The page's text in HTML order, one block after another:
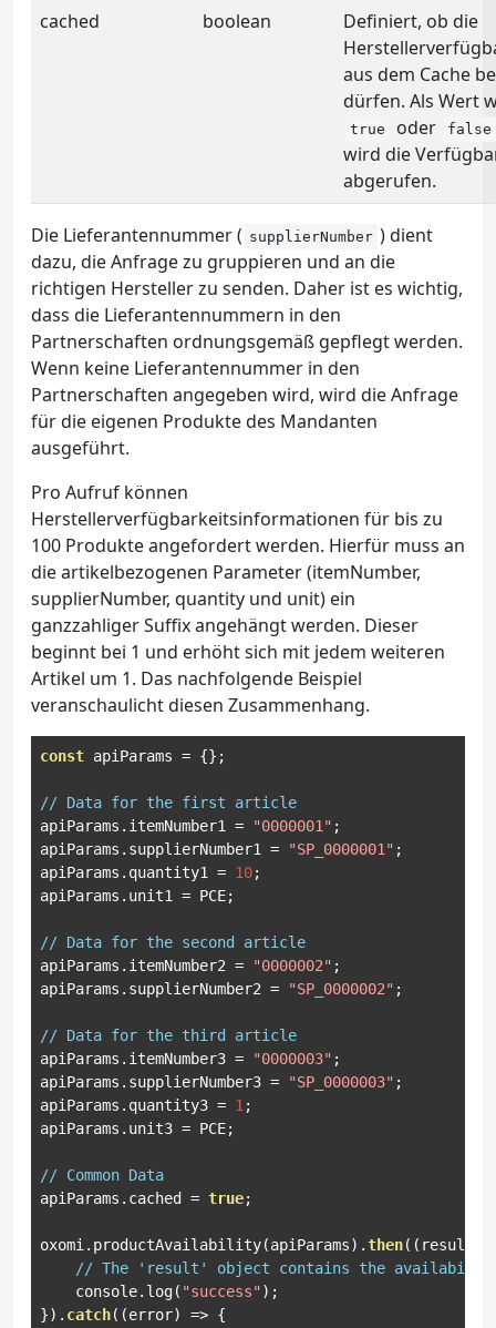
cached boolean
Definiert, ob die
aus dem Cache
dürfen. Als Wert
true oder false
wird die
abgerufen.
Die Lieferantennummer ( supplierNumber ) dient
dazu, die Anfrage zu gruppieren und an die
richtigen Hersteller zu senden. Daher ist es wichtig,
dass die Lieferantennummern in den
Partnerschaften ordnungsgemäß gepflegt werden.
Wenn keine Lieferantennummer in den
Partnerschaften angegeben wird, wird die Anfrage
für die eigenen Produkte des Mandanten
ausgeführt.
Pro Aufruf können
Herstellerverfügbarkeitsinformationen für bis zu
100 Produkte angefordert werden. Hierfür muss an
die artikelbezogenen Parameter (itemNumber,
supplierNumber, quantity und unit) ein
ganzzahliger Suffix angehängt werden. Dieser
beginnt bei 1 und erhöht sich mit jedem weiteren
Artikel um 1. Das nachfolgende Beispiel
veranschaulicht diesen Zusammenhang.
const apiParams = {};
// Data for the first article
apiParams . itemNumber1 = "0000001" ;
apiParams . supplierNumber1 = "SP_0000001" ;
apiParams . quantity1 = 10;
apiParams . unit1 = PCE;
// Data for the second article
apiParams . itemNumber2 = "0000002" ;
apiParams . supplierNumber2 = "SP_0000002" ;
// Data for the third article
apiParams . itemNumber3 = "0000003" ;
apiParams . supplierNumber3 = "SP_0000003" ;
apiParams . quantity3 = 1 ;
apiParams . unit3 = PCE;
// Common Data
apiParams . cached = true;
oxomi . productAvailability(apiParams).then(( result
// The 'result' object contains the
    console
. log( "success");
}). catch((error) => {